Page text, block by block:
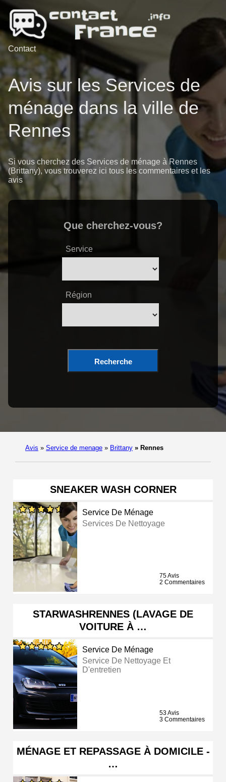
Contact
Avis sur les Services de
ménage dans la ville de
Rennes
Si vous cherchez des Services de ménage à Rennes
(Brittany), vous trouverez ici tous les commentaires et les
avis
Que cherchez-vous?
Service
Région
Recherche
Avis » Service de menage » Brittany » Rennes
SNEAKER WASH CORNER
Service De Ménage
Services De Nettoyage
75 Avis
2 Commentaires
STARWASHRENNES (LAVAGE DE
VOITURE À …
Service De Ménage
Service De Nettoyage Et
D'entretien
53 Avis
3 Commentaires
MÉNAGE ET REPASSAGE À DOMICILE -
…